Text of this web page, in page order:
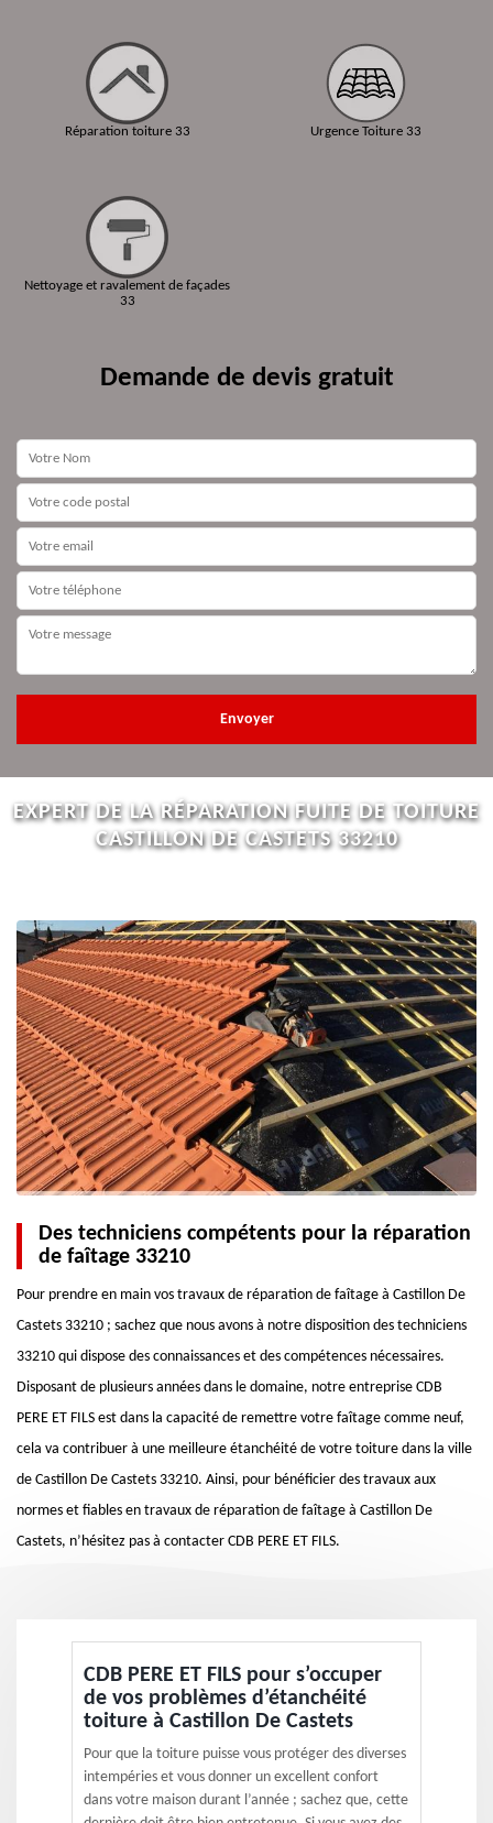
Réparation toiture 33
Nettoyage et ravalement de façades
33
Urgence Toiture 33
Demande de devis gratuit
EXPERT DE LA RÉPARATION FUITE DE TOITURE
CASTILLON DE CASTETS 33210
Des techniciens compétents pour la réparation
de faîtage 33210
Pour prendre en main vos travaux de réparation de faîtage à Castillon De
Castets 33210 ; sachez que nous avons à notre disposition des techniciens
33210 qui dispose des connaissances et des compétences nécessaires.
Disposant de plusieurs années dans le domaine, notre entreprise CDB
PERE ET FILS est dans la capacité de remettre votre faîtage comme neuf,
cela va contribuer à une meilleure étanchéité de votre toiture dans la ville
de Castillon De Castets 33210. Ainsi, pour bénéficier des travaux aux
normes et fiables en travaux de réparation de faîtage à Castillon De
Castets, n’hésitez pas à contacter CDB PERE ET FILS.
CDB PERE ET FILS pour s’occuper
de vos problèmes d’étanchéité
toiture à Castillon De Castets
Pour que la toiture puisse vous protéger des diverses
intempéries et vous donner un excellent confort
dans votre maison durant l’année ; sachez que, cette